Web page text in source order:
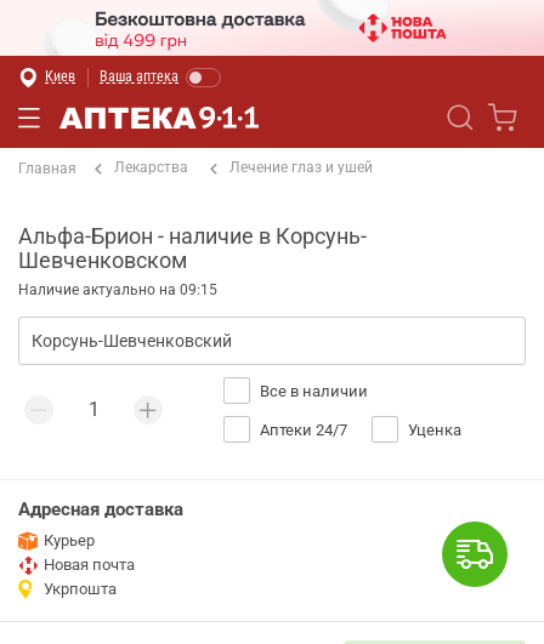
Киев Ваша аптека
Главная Лекарства Лечение глаз и ушей
Альфа-Брион - наличие в Корсунь-
Шевченковском
Наличие актуально на 09:15
Все в наличии
Аптеки 24/7 Уценка
Адресная доставка
Курьер
Новая почта
Укрпошта